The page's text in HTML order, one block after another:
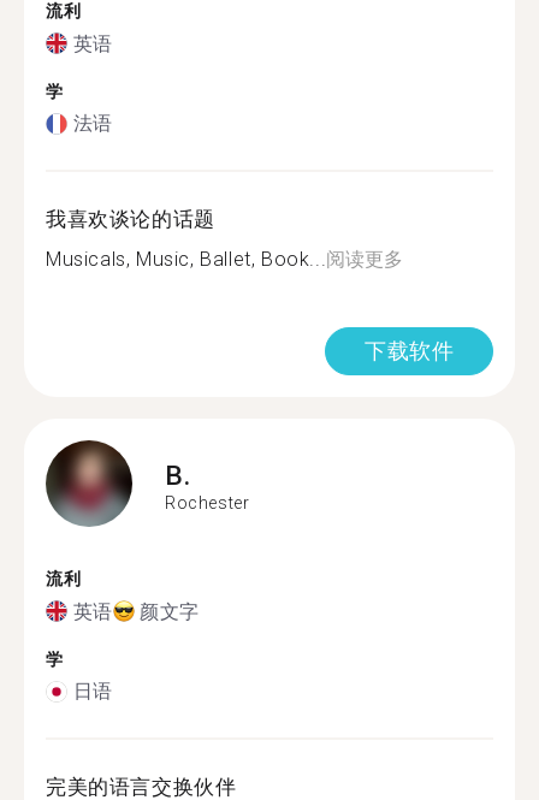
流利
英语
学
法语
我喜欢谈论的话题
Musicals, Music, Ballet, Book...阅读更多
下载软件
B.
Rochester
流利
英语 颜文字
学
日语
完美的语言交换伙伴